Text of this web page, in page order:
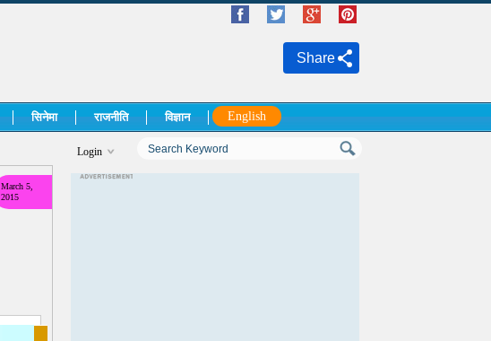
Share
सिनेमा राजनीति विज्ञान English
March 5,
2015
Login